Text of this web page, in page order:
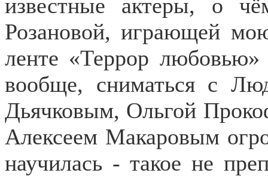
известные актеры, о
Розановой, играющей
ленте «Террор
вообще, сниматься с
Дьячковым, Ольгой
Алексеем Макаровым
научилась - такое не